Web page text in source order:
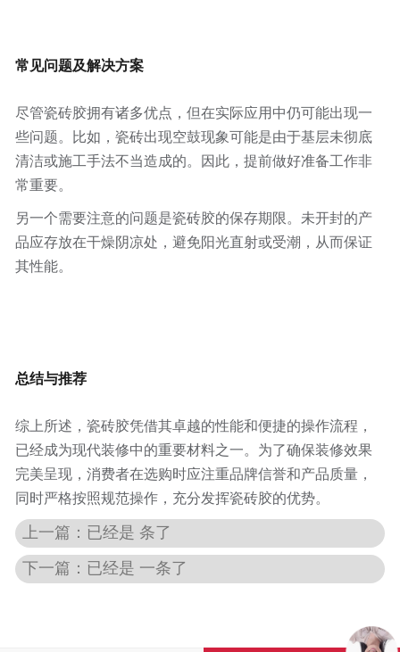
常见问题及解决方案
尽管瓷砖胶拥有诸多优点，但在实际应用中仍可能出现一
些问题。比如，瓷砖出现空鼓现象可能是由于基层未彻底
清洁或施工手法不当造成的。因此，提前做好准备工作非
常重要。
另一个需要注意的问题是瓷砖胶的保存期限。未开封的产
品应存放在干燥阴凉处，避免阳光直射或受潮，从而保证
其性能。
总结与推荐
综上所述，瓷砖胶凭借其卓越的性能和便捷的操作流程，
已经成为现代装修中的重要材料之一。为了确保装修效果
完美呈现，消费者在选购时应注重品牌信誉和产品质量，
同时严格按照规范操作，充分发挥瓷砖胶的优势。
上一篇：已经是 条了
下一篇：已经是 一条了